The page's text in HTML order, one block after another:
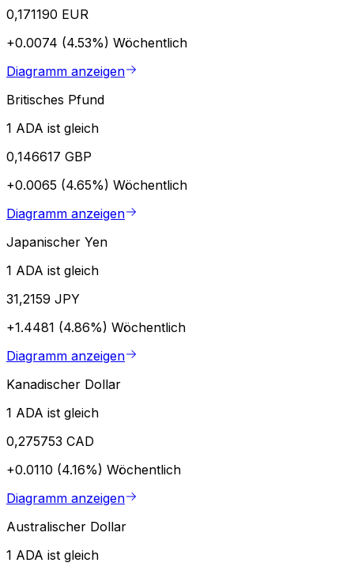
0,171190 EUR
+0.0074 (4.53%) Wöchentlich
Diagramm anzeigen
Britisches Pfund
1 ADA ist gleich
0,146617 GBP
+0.0065 (4.65%) Wöchentlich
Diagramm anzeigen
Japanischer Yen
1 ADA ist gleich
31,2159 JPY
+1.4481 (4.86%) Wöchentlich
Diagramm anzeigen
Kanadischer Dollar
1 ADA ist gleich
0,275753 CAD
+0.0110 (4.16%) Wöchentlich
Diagramm anzeigen
Australischer Dollar
1 ADA ist gleich